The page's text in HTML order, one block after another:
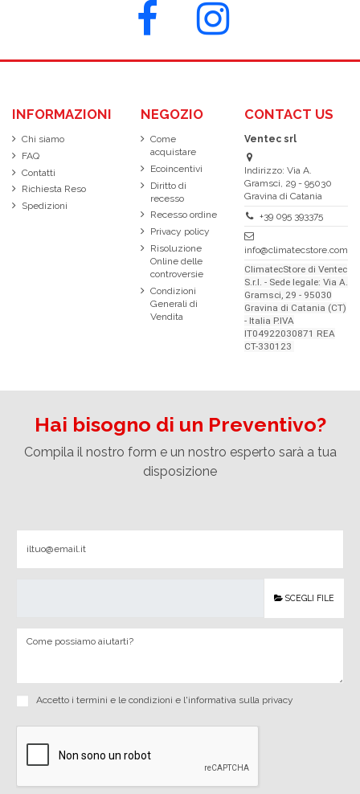
INFORMAZIONI
Chi siamo
FAQ
Contatti
Richiesta Reso
Spedizioni
NEGOZIO
Come
acquistare
Ecoincentivi
Diritto di
recesso
Recesso ordine
Privacy policy
Risoluzione
Online delle
controversie
Condizioni
Generali di
Vendita
CONTACT US
Ventec srl
Indirizzo: Via A.
Gramsci, 29 - 95030
Gravina di Catania
+39 095 393375
info@climatecstore.com
ClimatecStore di Ventec
S.r.l. - Sede legale: Via A.
Gramsci, 29 - 95030
Gravina di Catania (CT)
- Italia P.IVA
IT04922030871 REA
CT-330123
Hai bisogno di un Preventivo?
Compila il nostro form e un nostro esperto sarà a tua
disposizione
SCEGLI FILE
Accetto i termini e le condizioni e l'informativa sulla privacy